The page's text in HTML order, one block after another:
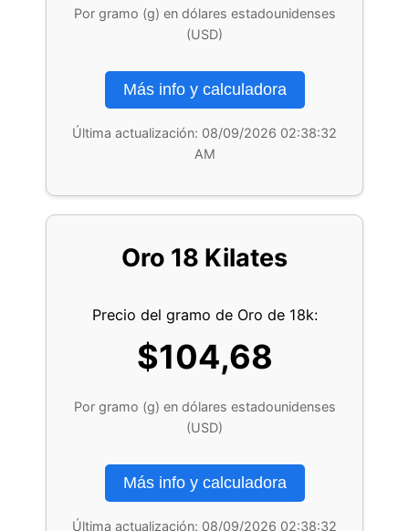
Por gramo (g) en dólares estadounidenses
(USD)
Más info y calculadora
Última actualización: 08/09/2026 02:38:32
AM
Oro 18 Kilates
Precio del gramo de Oro de 18k:
$104,68
Por gramo (g) en dólares estadounidenses
(USD)
Más info y calculadora
Última actualización: 08/09/2026 02:38:32